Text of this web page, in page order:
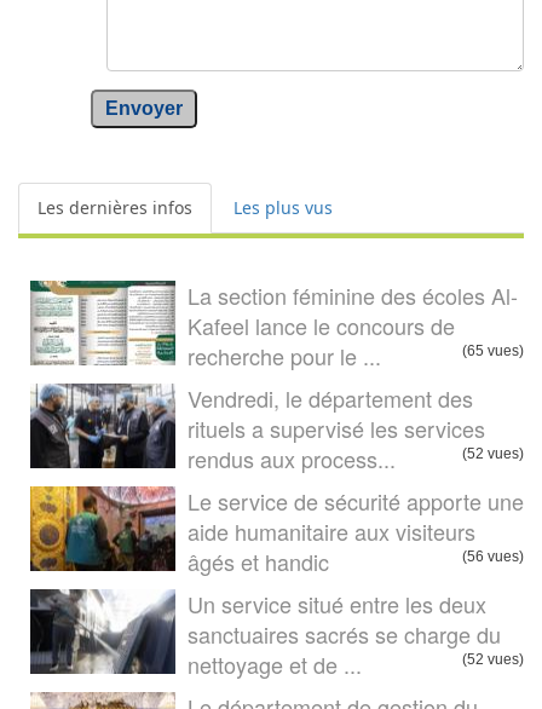
Envoyer
Les dernières infos Les plus vus
La section féminine des écoles Al-
Kafeel lance le concours de
recherche pour le ...
(65 vues)
Vendredi, le département des
rituels a supervisé les services
rendus aux process...
(52 vues)
Le service de sécurité apporte une
aide humanitaire aux visiteurs
âgés et handic
(56 vues)
Un service situé entre les deux
sanctuaires sacrés se charge du
nettoyage et de ...
(52 vues)